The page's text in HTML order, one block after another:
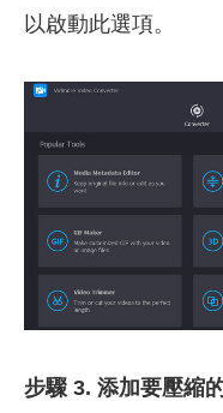
以啟動此選項。
步驟 3. 添加要壓縮